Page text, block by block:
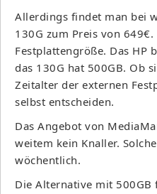
Allerdings findet man bei
130G zum Preis von
Festplattengröße. Das HP
das 130G hat 500GB. Ob
Zeitalter der externen
selbst entscheiden.
Das Angebot von
weitem kein Knaller.
wöchentlich.
Die Alternative mit